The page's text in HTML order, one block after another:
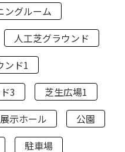
ングルーム
人工芝グラウンド
ンド1
3
芝生広場1
示ホール
公園
駐車場